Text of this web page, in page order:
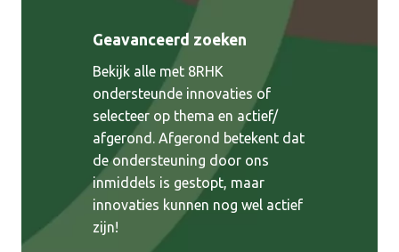
Geavanceerd zoeken
Bekijk alle met 8RHK
ondersteunde innovaties of
selecteer op thema en actief/
afgerond. Afgerond betekent dat
de ondersteuning door ons
inmiddels is gestopt, maar
innovaties kunnen nog wel actief
zijn!